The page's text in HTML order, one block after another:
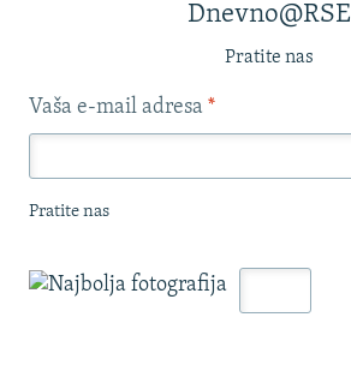
Dnevno@RSE
Pratite nas
Vaša e-mail adresa *
Pratite nas